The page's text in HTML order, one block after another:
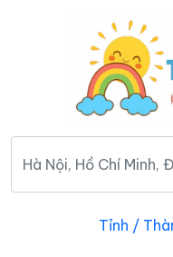
Tỉnh /